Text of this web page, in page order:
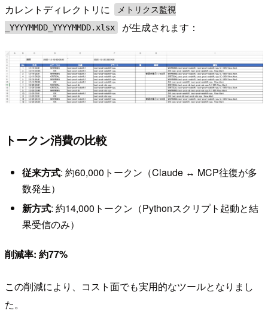
カレントディレクトリに
メトリクス監視
_YYYYMMDD_YYYYMMDD.xlsx
が生成されます：
トークン消費の比較
従来方式: 約60,000トークン（Claude ↔ MCP往復が多
数発生）
新方式: 約14,000トークン（Pythonスクリプト起動と結
果受信のみ）
削減率: 約77%
この削減により、コスト面でも実用的なツールとなりまし
た。